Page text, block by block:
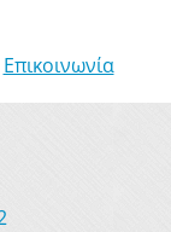
Επικοινωνία